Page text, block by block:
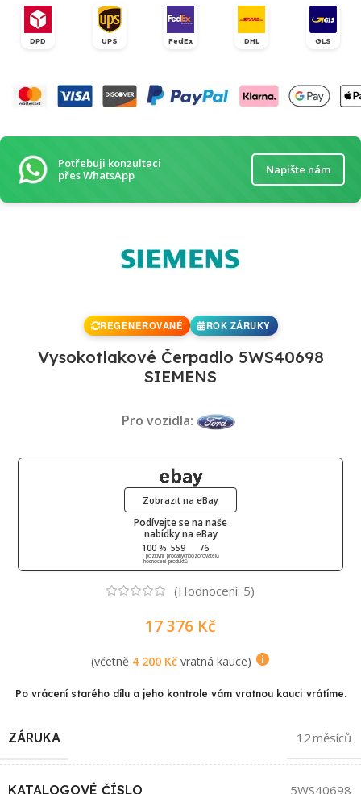
DPD UPS FedEx DHL GLS
Potřebuji konzultaci
přes WhatsApp
Napište nám
REGENEROVANÉ ROK ZÁRUKY
Vysokotlakové Čerpadlo 5WS40698
SIEMENS
Pro vozidla:
Podívejte se na naše
nabídky na eBay
100 %
pozitivní
hodnocení
559
prodaných
produktů
76
pozorovatelů
Zobrazit na eBay
(Hodnocení: 5)
17 376 Kč
(včetně 4 200 Kčvratná kauce)
Po vrácení starého dílu a jeho kontrole vám vratnou kauci vrátíme.
ZÁRUKA 12 měsíců
KATALOGOVÉ ČÍSLO 5WS40698